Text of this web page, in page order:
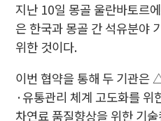
지난 10일 몽골 울란바토르
은 한국과 몽골 간 석유분야
위한 것이다.
이번 협약을 통해 두 기관은
·유통관리 체계 고도화를
차연료 품질향상을 위한 기